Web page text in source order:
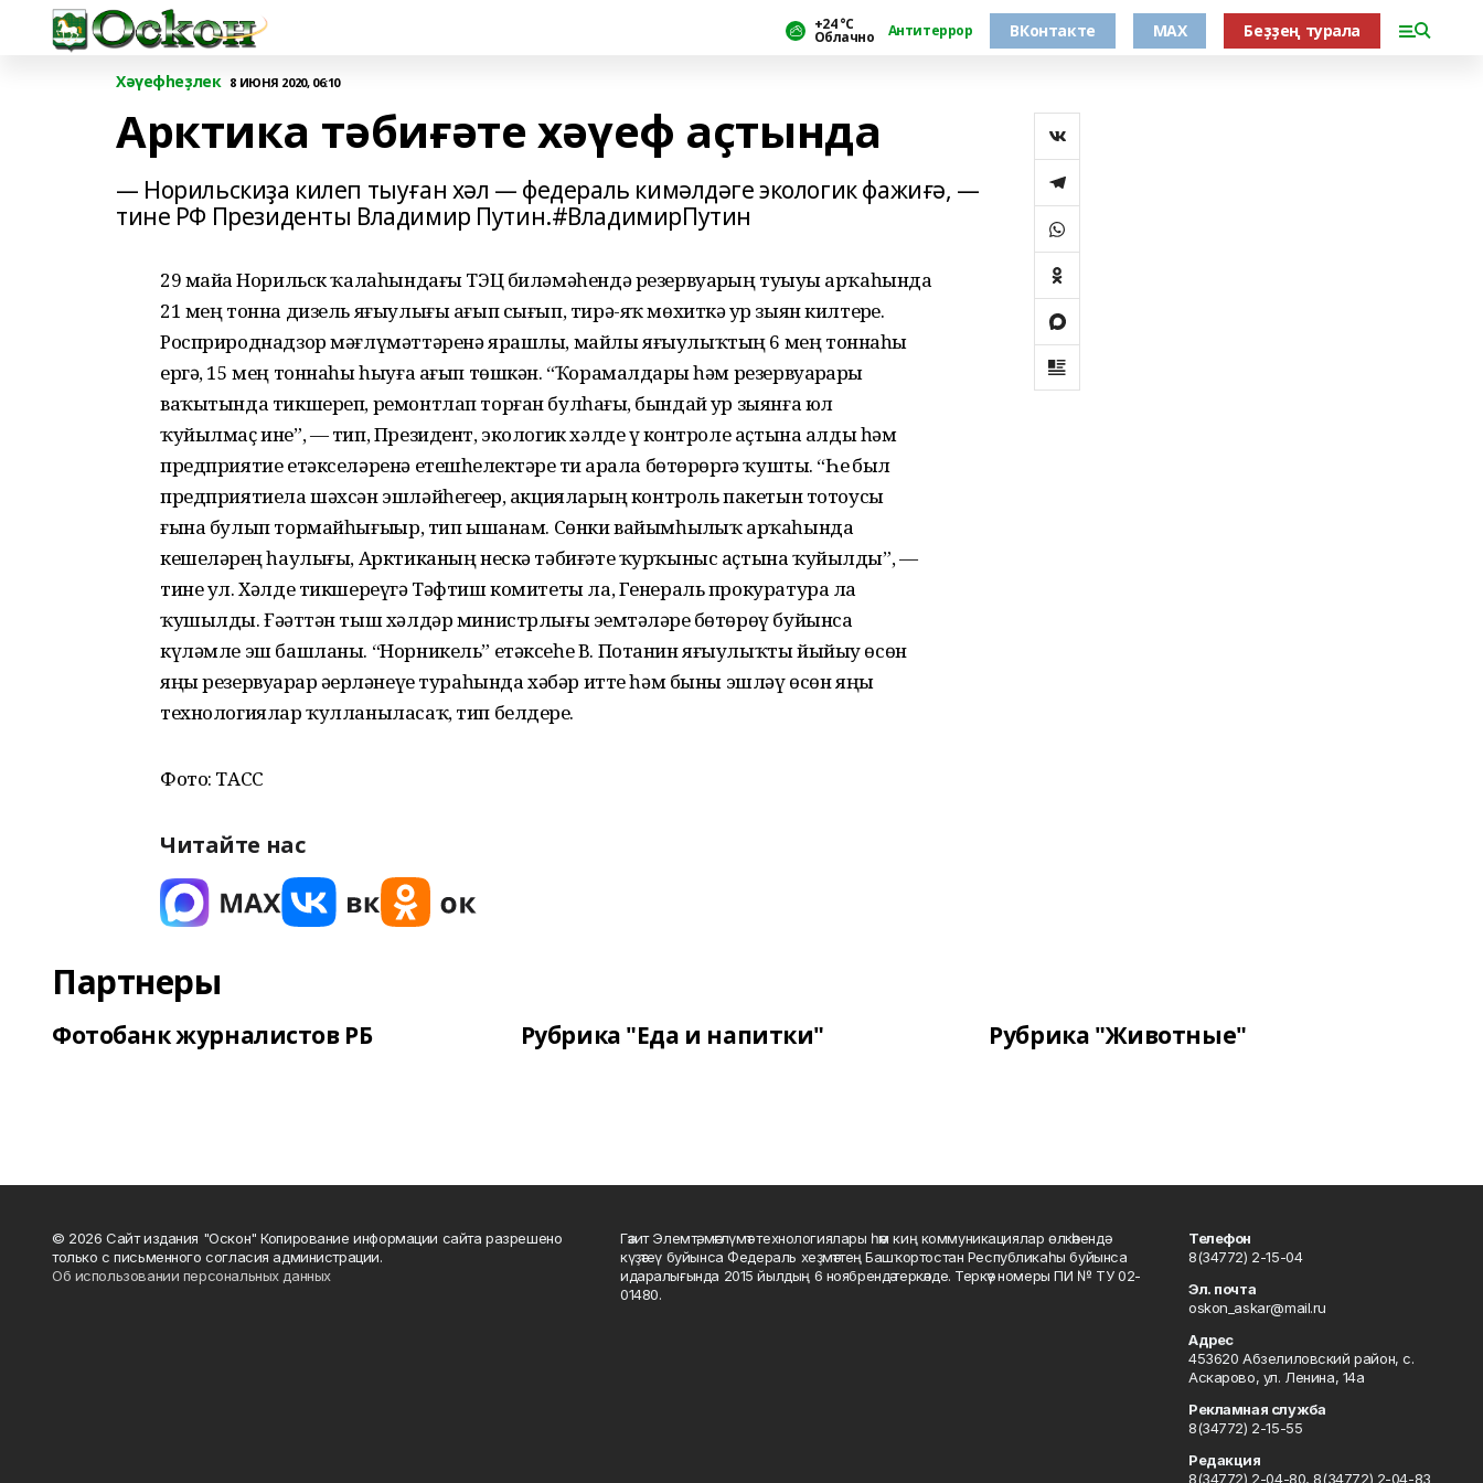
+24 °С
Облачно Антитеррор ВКонтакте MAX Беҙҙең турала
Хәүефһеҙлек 8 ИЮНЯ 2020, 06:10
Арктика тәбиғәте хәүеф аҫтында
— Норильскиҙа килеп тыуған хәл — федераль кимәлдәге экологик фажиғә, —
тине РФ Президенты Владимир Путин.#ВладимирПутин
29 майҙа Норильск ҡалаһындағы ТЭЦ биләмәһендә резервуарҙың туҙыуы арҡаһында
21 мең тонна дизель яғыулығы ағып сығып, тирә-яҡ мөхиткә ҙур зыян килтерҙе.
Росприроднадзор мәғлүмәттәренә ярашлы, майлы яғыулыҡтың 6 мең тоннаһы
ергә, 15 мең тоннаһы һыуға ағып төшкән. “Ҡорамалдарҙы һәм резервуарҙарҙы
ваҡытында тикшереп, ремонтлап торған булһағыҙ, бындай ҙур зыянға юл
ҡуйылмаҫ ине”, — тип, Президент, экологик хәлде үҙ контроле аҫтына алды һәм
предприятие етәкселәренә етешһеҙлектәрҙе тиҙ арала бөтөрөргә ҡушты. “Һеҙ был
предприятиела шәхсән эшләйһегеҙҙер, акцияларҙың контроль пакетын тотоусы
ғына булып тормайһығыҙҙыр, тип ышанам. Сөнки вайымһыҙлыҡ арҡаһында
кешеләрҙең һаулығы, Арктиканың нескә тәбиғәте ҡурҡыныс аҫтына ҡуйылды”, —
тине ул. Хәлде тикшереүгә Тәфтиш комитеты ла, Генераль прокуратура ла
ҡушылды. Ғәҙәттән тыш хәлдәр министрлығы эҙемтәләрҙе бөтөрөү буйынса
күләмле эш башланы. “Норникель” етәксеһе В. Потанин яғыулыҡты йыйыу өсөн
яңы резервуарҙар әҙерләнеүе тураһында хәбәр итте һәм быны эшләү өсөн яңы
технологиялар ҡулланыласаҡ, тип белдерҙе.
Фото: ТАСС
Читайте нас
Партнеры
Фотобанк журналистов РБ Рубрика "Еда и напитки" Рубрика "Животные"
© 2026 Сайт издания "Оскон" Копирование информации сайта разрешено
только с письменного согласия администрации.
Об использовании персональных данных
Гәзит Элемтә, мәғлүмәт технологиялары һәм киң коммуникациялар өлкәһендә
күҙәтеү буйынса Федераль хеҙмәттең Башҡортостан Республикаһы буйынса
идаралығында 2015 йылдың 6 ноябрендә теркәлде. Теркәү номеры ПИ № ТУ 02-
01480.
Телефон
8(34772) 2-15-04
Эл. почта
oskon_askar@mail.ru
Адрес
453620 Абзелиловский район, с.
Аскарово, ул. Ленина, 14а
Рекламная служба
8(34772) 2-15-55
Редакция
8(34772) 2-04-80, 8(34772) 2-04-83